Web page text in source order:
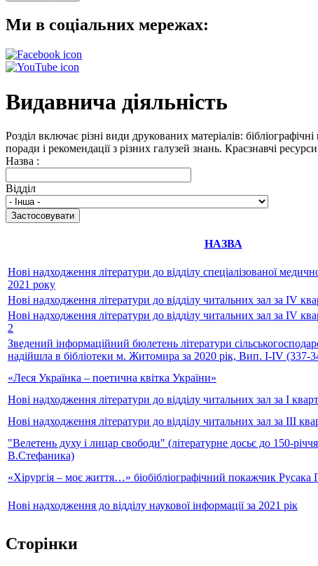
Ми в соціальних мережах:
Видавнича діяльність
Розділ включає різні види друкованих матеріалів:
поради і рекомендації з різних галузей знань. Краєзнавчі
Назва :
Відділ
НАЗВА
Нові надходження літератури до відділу спеціалізованої
2021 року
Нові надходження літератури до відділу читальних зал за IV
Нові надходження літератури до відділу читальних зал за IV
2
Зведений інформаційний бюлетень літератури
надійшла в бібліотеки м. Житомира за 2020 рік, Вип. І-ІV (337-
«Леся Українка – поетична квітка України»
Нові надходження літератури до відділу читальних зал за I
Нові надходження літератури до відділу читальних зал за III
"Велетень духу і лицар свободи" (літературне досьє до 150-
В.Стефаника)
«Хірургія – моє життя…» біобібліографічний покажчик Русака
Нові надходження до відділу наукової інформації за 2021 рік
Сторінки